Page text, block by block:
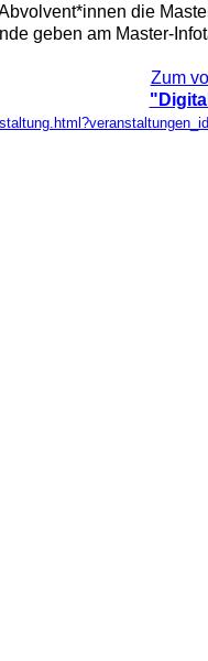
die
geben am Master-
Zum